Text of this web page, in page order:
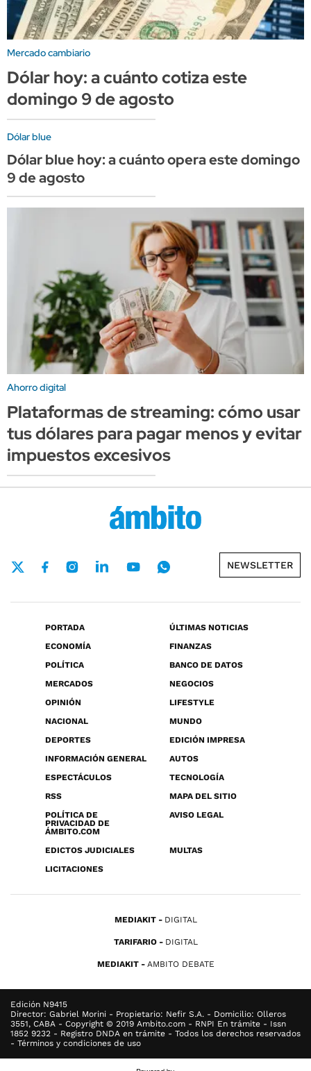
Mercado cambiario
Dólar hoy: a cuánto cotiza este
domingo 9 de agosto
Dólar blue
Dólar blue hoy: a cuánto opera este domingo
9 de agosto
Ahorro digital
Plataformas de streaming: cómo usar
tus dólares para pagar menos y evitar
impuestos excesivos
NEWSLETTER
PORTADA
ÚLTIMAS NOTICIAS
ECONOMÍA
FINANZAS
POLÍTICA
BANCO DE DATOS
MERCADOS
NEGOCIOS
OPINIÓN
LIFESTYLE
NACIONAL
MUNDO
DEPORTES
EDICIÓN IMPRESA
INFORMACIÓN GENERAL
AUTOS
ESPECTÁCULOS
TECNOLOGÍA
RSS
MAPA DEL SITIO
POLÍTICA DE
PRIVACIDAD DE
ÁMBITO.COM
AVISO LEGAL
EDICTOS JUDICIALES
MULTAS
LICITACIONES
MEDIAKIT DIGITAL
TARIFARIO DIGITAL
MEDIAKIT AMBITO DEBATE
Edición N9415
Director: Gabriel Morini - Propietario: Nefir S.A. - Domicilio: Olleros
3551, CABA - Copyright © 2019 Ambito.com - RNPI En trámite - Issn
1852 9232 - Registro DNDA en trámite - Todos los derechos reservados
- Términos y condiciones de uso